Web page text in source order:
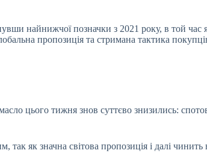
найнижчої позначки з 2021 року, в той час
пропозиція та стримана тактика
цього тижня знов суттєво знизились:
так як значна світова пропозиція і далі